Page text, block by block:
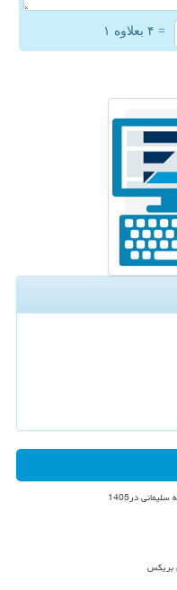
= ۴ بعلاوه ۱
بریکس